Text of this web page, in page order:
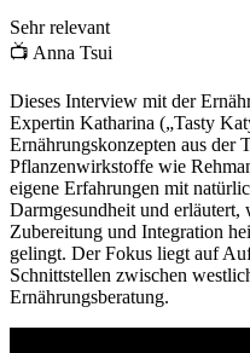
Sehr relevant
📺 Anna Tsui
Dieses Interview mit der
Expertin Katharina („Tasty
Ernährungskonzepten aus
Pflanzenwirkstoffe wie
eigene Erfahrungen mit
Darmgesundheit und
Zubereitung und Integration
gelingt. Der Fokus liegt auf
Schnittstellen zwischen
Ernährungsberatung.